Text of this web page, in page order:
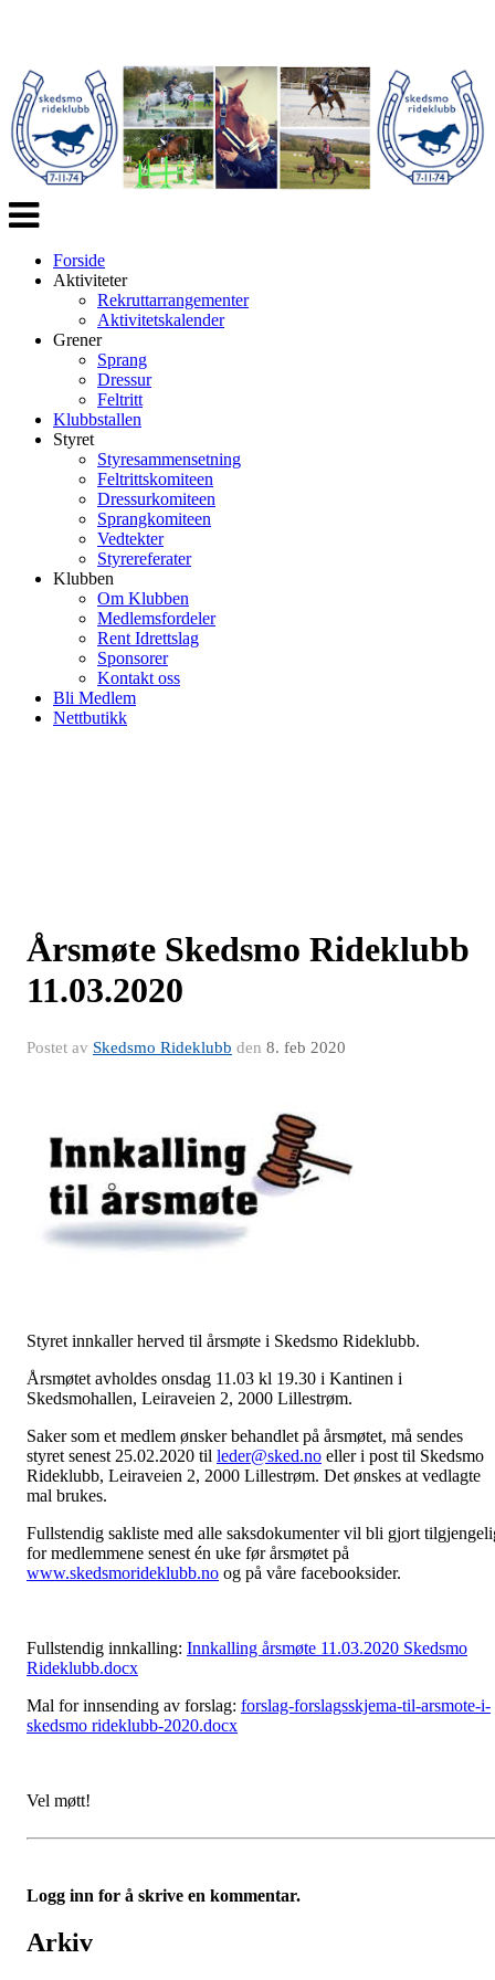
Veksle
navigasjon
Forside
Aktiviteter
Rekruttarrangementer
Aktivitetskalender
Grener
Sprang
Dressur
Feltritt
Klubbstallen
Styret
Styresammensetning
Feltrittskomiteen
Dressurkomiteen
Sprangkomiteen
Vedtekter
Styrereferater
Klubben
Om Klubben
Medlemsfordeler
Rent Idrettslag
Sponsorer
Kontakt oss
Bli Medlem
Nettbutikk
Årsmøte Skedsmo Rideklubb
11.03.2020
Postet av Skedsmo Rideklubb den 8. feb 2020
Styret innkaller herved til årsmøte i Skedsmo Rideklubb.
Årsmøtet avholdes onsdag 11.03 kl 19.30 i Kantinen i
Skedsmohallen, Leiraveien 2, 2000 Lillestrøm.
Saker som et medlem ønsker behandlet på årsmøtet, må sendes
styret senest 25.02.2020 til leder@sked.no eller i post til Skedsmo
Rideklubb, Leiraveien 2, 2000 Lillestrøm. Det ønskes at vedlagte
mal brukes.
Fullstendig sakliste med alle saksdokumenter vil bli gjort
for medlemmene senest én uke før årsmøtet på
www.skedsmorideklubb.no og på våre facebooksider.
Fullstendig innkalling: Innkalling årsmøte 11.03.2020 Skedsmo
Rideklubb.docx
Mal for innsending av forslag: forslag-forslagsskjema-til-arsmote-i-
skedsmo rideklubb-2020.docx
Vel møtt!
Logg inn for å skrive en kommentar.
Arkiv